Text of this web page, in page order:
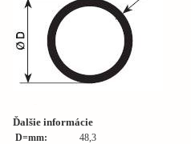
Ďalšie informácie
D=mm:
48,3